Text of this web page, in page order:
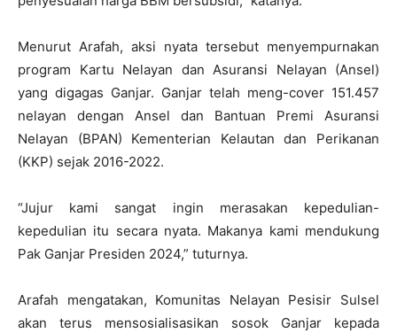
Menurut Arafah, aksi nyata tersebut menyempurnakan
program Kartu Nelayan dan Asuransi Nelayan (Ansel)
yang digagas Ganjar. Ganjar telah meng-cover 151.457
nelayan dengan Ansel dan Bantuan Premi Asuransi
Nelayan (BPAN) Kementerian Kelautan dan Perikanan
(KKP) sejak 2016-2022.
“Jujur kami sangat ingin merasakan kepedulian-
kepedulian itu secara nyata. Makanya kami mendukung
Pak Ganjar Presiden 2024,” tuturnya.
Arafah mengatakan, Komunitas Nelayan Pesisir Sulsel
akan terus mensosialisasikan sosok Ganjar kepada